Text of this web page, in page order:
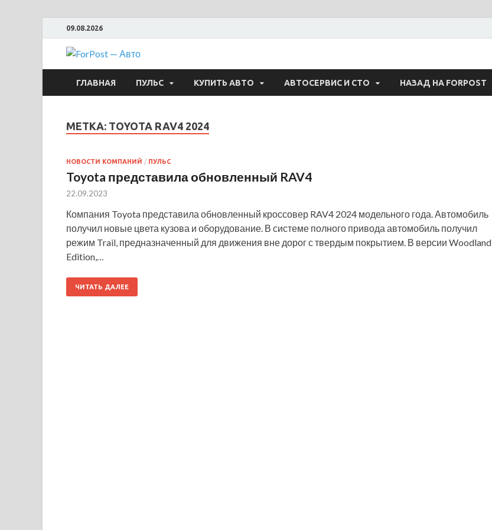
09.08.2026
ForPost — Авто
ГЛАВНАЯ ПУЛЬС КУПИТЬ АВТО АВТОСЕРВИС И СТО НАЗАД НА FORPOST
МЕТКА: TOYOTA RAV4 2024
НОВОСТИ КОМПАНИЙ / ПУЛЬС
Toyota представила обновленный RAV4
22.09.2023
Компания Toyota представила обновленный кроссовер RAV4 2024 модельного года. Автомобиль
получил новые цвета кузова и оборудование. В системе полного привода автомобиль получил
режим Trail, предназначенный для движения вне дорог с твердым покрытием. В версии Woodland
Edition,…
ЧИТАТЬ ДАЛЕЕ